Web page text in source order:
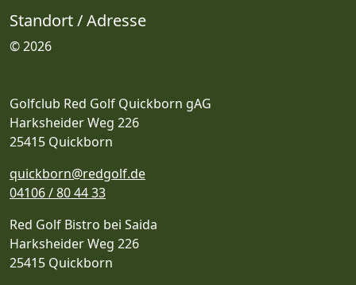
Standort / Adresse
© 2026
Golfclub Red Golf Quickborn gAG
Harksheider Weg 226
25415 Quickborn
quickborn@redgolf.de
04106 / 80 44 33
Red Golf Bistro bei Saida
Harksheider Weg 226
25415 Quickborn